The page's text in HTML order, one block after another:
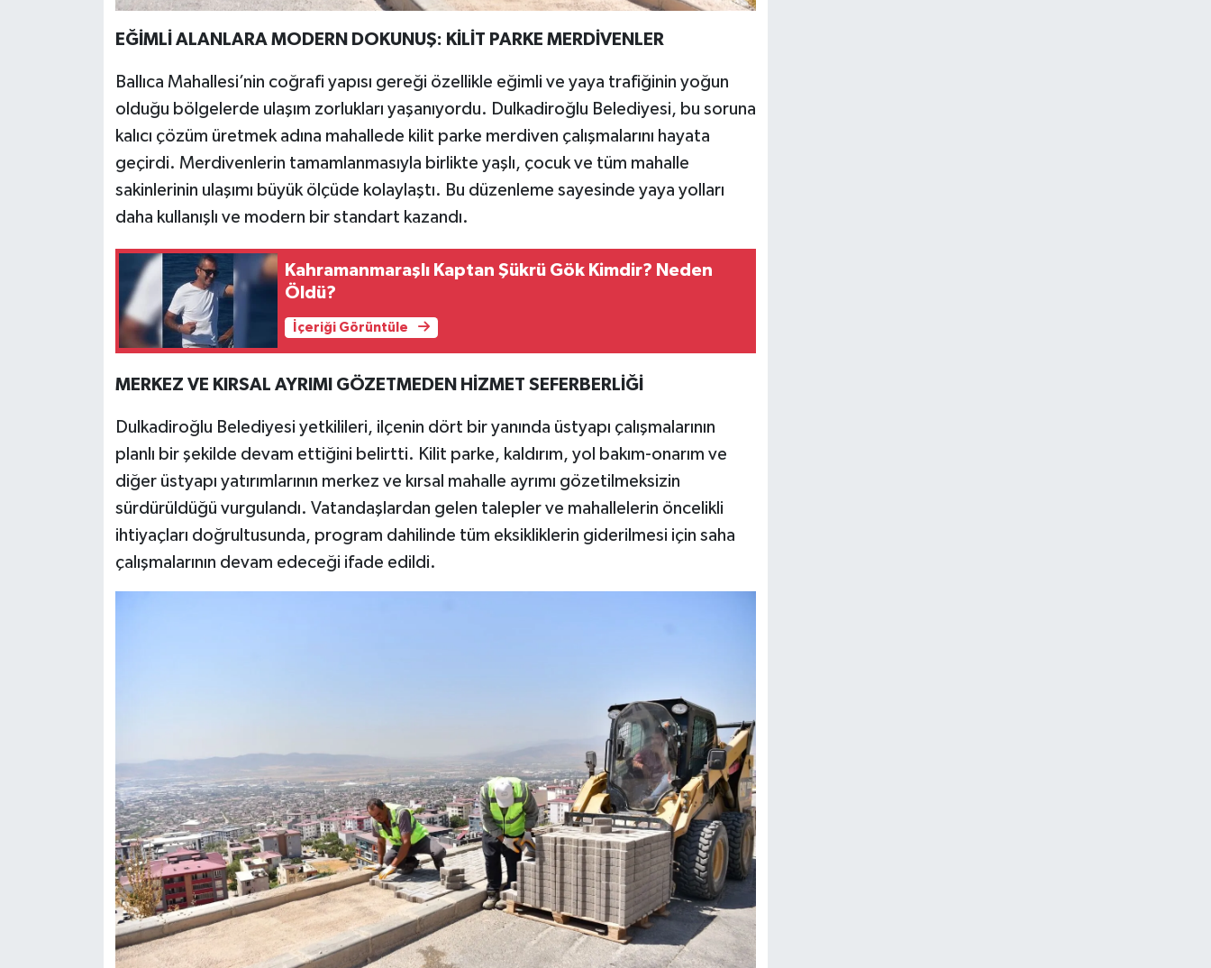
EĞİMLİ ALANLARA MODERN DOKUNUŞ: KİLİT PARKE MERDİVENLER
Ballıca Mahallesi’nin coğrafi yapısı gereği özellikle eğimli ve yaya trafiğinin yoğun
olduğu bölgelerde ulaşım zorlukları yaşanıyordu. Dulkadiroğlu Belediyesi, bu soruna
kalıcı çözüm üretmek adına mahallede kilit parke merdiven çalışmalarını hayata
geçirdi. Merdivenlerin tamamlanmasıyla birlikte yaşlı, çocuk ve tüm mahalle
sakinlerinin ulaşımı büyük ölçüde kolaylaştı. Bu düzenleme sayesinde yaya yolları
daha kullanışlı ve modern bir standart kazandı.
Kahramanmaraşlı Kaptan Şükrü Gök Kimdir? Neden
Öldü?
İçeriği Görüntüle
MERKEZ VE KIRSAL AYRIMI GÖZETMEDEN HİZMET SEFERBERLİĞİ
Dulkadiroğlu Belediyesi yetkilileri, ilçenin dört bir yanında üstyapı çalışmalarının
planlı bir şekilde devam ettiğini belirtti. Kilit parke, kaldırım, yol bakım-onarım ve
diğer üstyapı yatırımlarının merkez ve kırsal mahalle ayrımı gözetilmeksizin
sürdürüldüğü vurgulandı. Vatandaşlardan gelen talepler ve mahallelerin öncelikli
ihtiyaçları doğrultusunda, program dahilinde tüm eksikliklerin giderilmesi için saha
çalışmalarının devam edeceği ifade edildi.